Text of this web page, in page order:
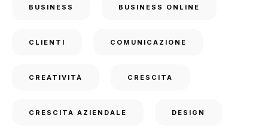
BUSINESS BUSINESS ONLINE
CLIENTI COMUNICAZIONE
CREATIVITÀ CRESCITA
CRESCITA AZIENDALE DESIGN